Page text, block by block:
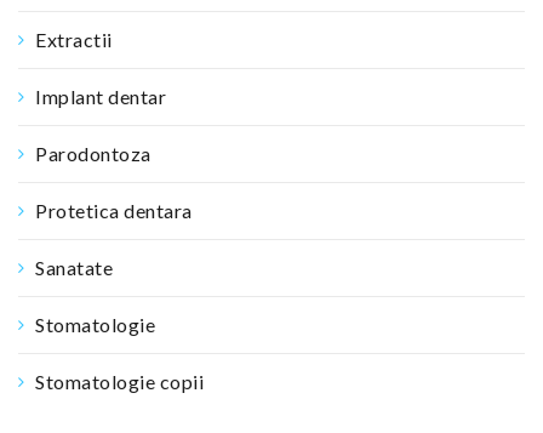
Extractii
Implant dentar
Parodontoza
Protetica dentara
Sanatate
Stomatologie
Stomatologie copii